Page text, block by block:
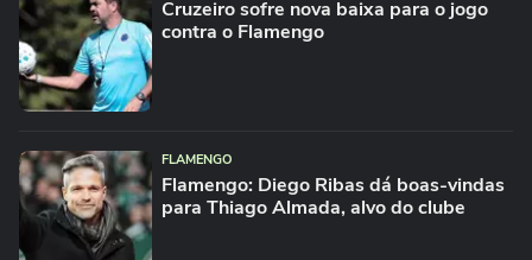
Cruzeiro sofre nova baixa para o jogo
contra o Flamengo
FLAMENGO
Flamengo: Diego Ribas dá boas-vindas
para Thiago Almada, alvo do clube